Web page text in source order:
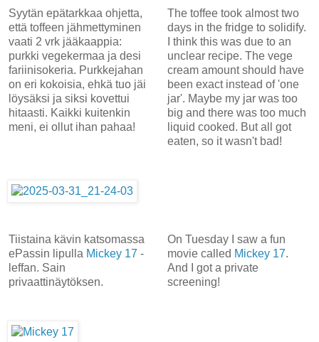
Syytän epätarkkaa ohjetta,
että toffeen jähmettyminen
vaati 2 vrk jääkaappia:
purkki vegekermaa ja desi
fariinisokeria. Purkkejahan
on eri kokoisia, ehkä tuo jäi
löysäksi ja siksi kovettui
hitaasti. Kaikki kuitenkin
meni, ei ollut ihan pahaa!
The toffee took almost two
days in the fridge to solidify.
I think this was due to an
unclear recipe. The vege
cream amount should have
been exact instead of 'one
jar'. Maybe my jar was too
big and there was too much
liquid cooked. But all got
eaten, so it wasn't bad!
Tiistaina kävin katsomassa
ePassin lipulla Mickey 17 -
leffan. Sain
privaattinäytöksen.
On Tuesday I saw a fun
movie called Mickey 17.
And I got a private
screening!